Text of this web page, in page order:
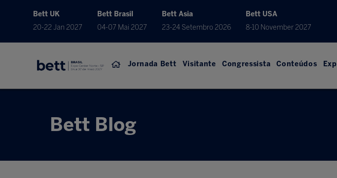
Bett UK
20-22 Jan 2027
Bett Brasil
04-07 Mai 2027
Bett Asia
23-24 Setembro 2026
Bett USA
8-10 November 2027
Jornada Bett Visitante Congressista Conteúdos
Bett Blog